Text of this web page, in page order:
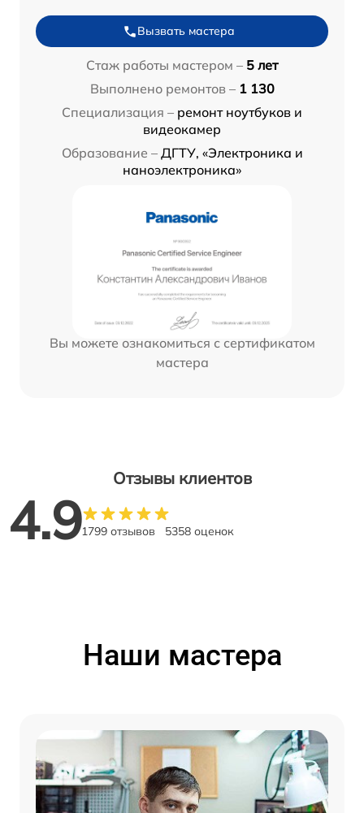
Вызвать мастера
Стаж работы мастером – 5 лет
Выполнено ремонтов – 1 130
Специализация – ремонт ноутбуков и
видеокамер
Образование – ДГТУ, «Электроника и
наноэлектроника»
Вы можете ознакомиться с сертификатом
мастера
Отзывы клиентов
4.91799 отзывов 5358 оценок
Наши мастера